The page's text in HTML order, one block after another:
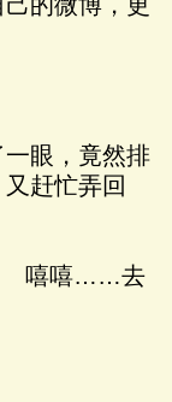
眼，竟然排
赶忙弄回
嘻嘻……去